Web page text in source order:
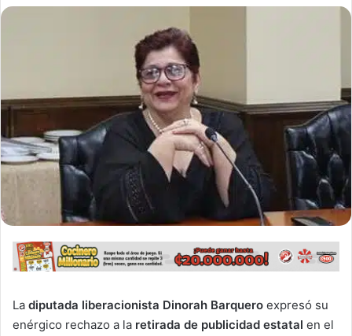
La diputada liberacionista Dinorah Barquero expresó su
enérgico rechazo a la retirada de publicidad estatal en el